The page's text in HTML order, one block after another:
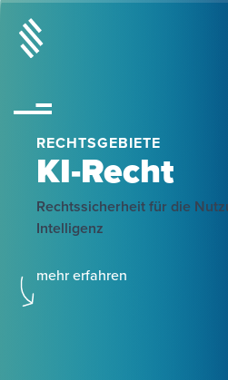
RECHTSGEBIETE
KI-Recht
Rechtssicherheit für die
Intelligenz
mehr erfahren